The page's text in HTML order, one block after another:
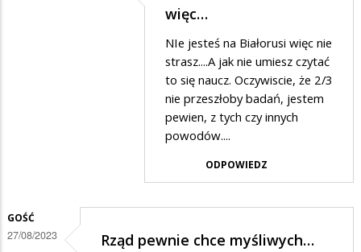
więc…
NIe jesteś na Białorusi więc nie
strasz....A jak nie umiesz czytać
to się naucz. Oczywiscie, że 2/3
nie przeszłoby badań, jestem
pewien, z tych czy innych
powodów....
ODPOWIEDZ
GOŚĆ
27/08/2023 Rząd pewnie chce myśliwych…